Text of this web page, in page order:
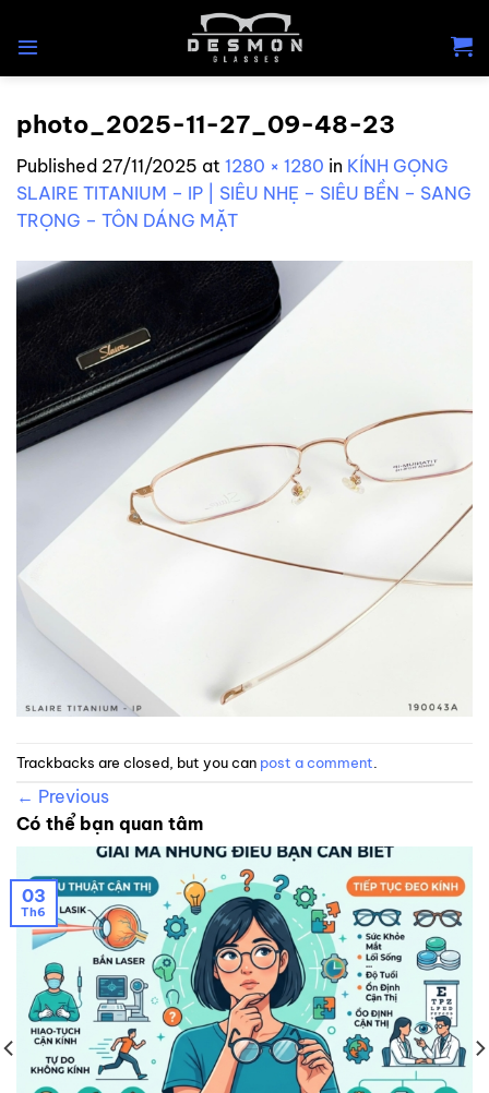
photo_2025-11-27_09-48-23
Published 27/11/2025 at 1280 × 1280 in KÍNH GỌNG
SLAIRE TITANIUM – IP | SIÊU NHẸ – SIÊU BỀN – SANG
TRỌNG – TÔN DÁNG MẶT
Trackbacks are closed, but you can post a comment
← Previous
Có thể bạn quan tâm
03
Th6